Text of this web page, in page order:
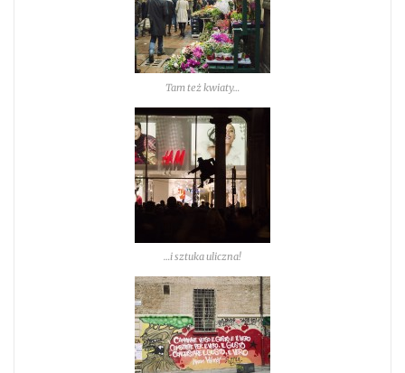
Tam też kwiaty…
…i sztuka uliczna!